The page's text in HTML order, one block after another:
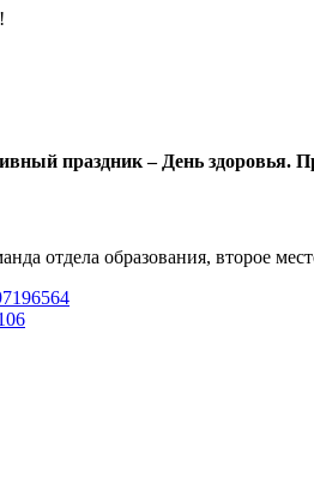
праздник – День здоровья.
отдела образования, второе